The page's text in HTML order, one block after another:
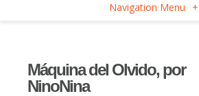
Navigation Menu +
Máquina del Olvido, por
NinoNina